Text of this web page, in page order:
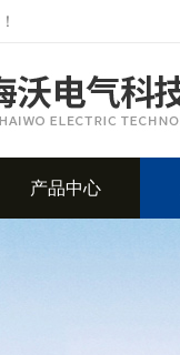
产品中心